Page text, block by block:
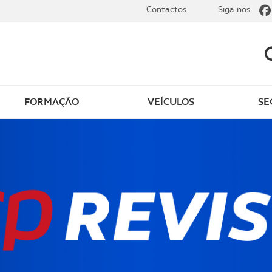
Golfe
Revista ACP Edição
impressa
FORMAÇÃO VEÍCULOS
Contactos Siga-nos